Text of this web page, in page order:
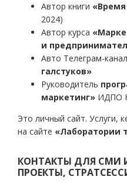
Автор книги
2024)
Автор курса
и
Авто Телеграм-
галстуков»
Руководитель
маркетинг» ИДПО
Это личный сайт. Услуги,
на сайте «Лаборатории
КОНТАКТЫ ДЛЯ СМИ
ПРОЕКТЫ,